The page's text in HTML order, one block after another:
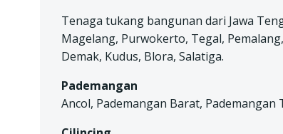
Tenaga tukang bangunan dari Jawa
Magelang, Purwokerto, Tegal,
Demak, Kudus, Blora, Salatiga.
Pademangan
Ancol, Pademangan Barat, Pademangan